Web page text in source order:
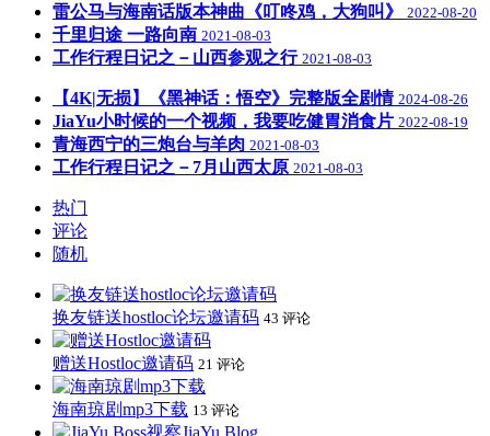
雷公马与海南话版本神曲《叮咚鸡，大狗叫》 2022-08-20
千里归途 一路向南 2021-08-03
工作行程日记之－山西参观之行 2021-08-03
【4K|无损】《黑神话：悟空》完整版全剧情 2024-08-26
JiaYu小时候的一个视频，我要吃健胃消食片 2022-08-19
青海西宁的三炮台与羊肉 2021-08-03
工作行程日记之－7月山西太原 2021-08-03
热门
评论
随机
换友链送hostloc论坛邀请码 43 评论
赠送Hostloc邀请码 21 评论
海南琼剧mp3下载 13 评论